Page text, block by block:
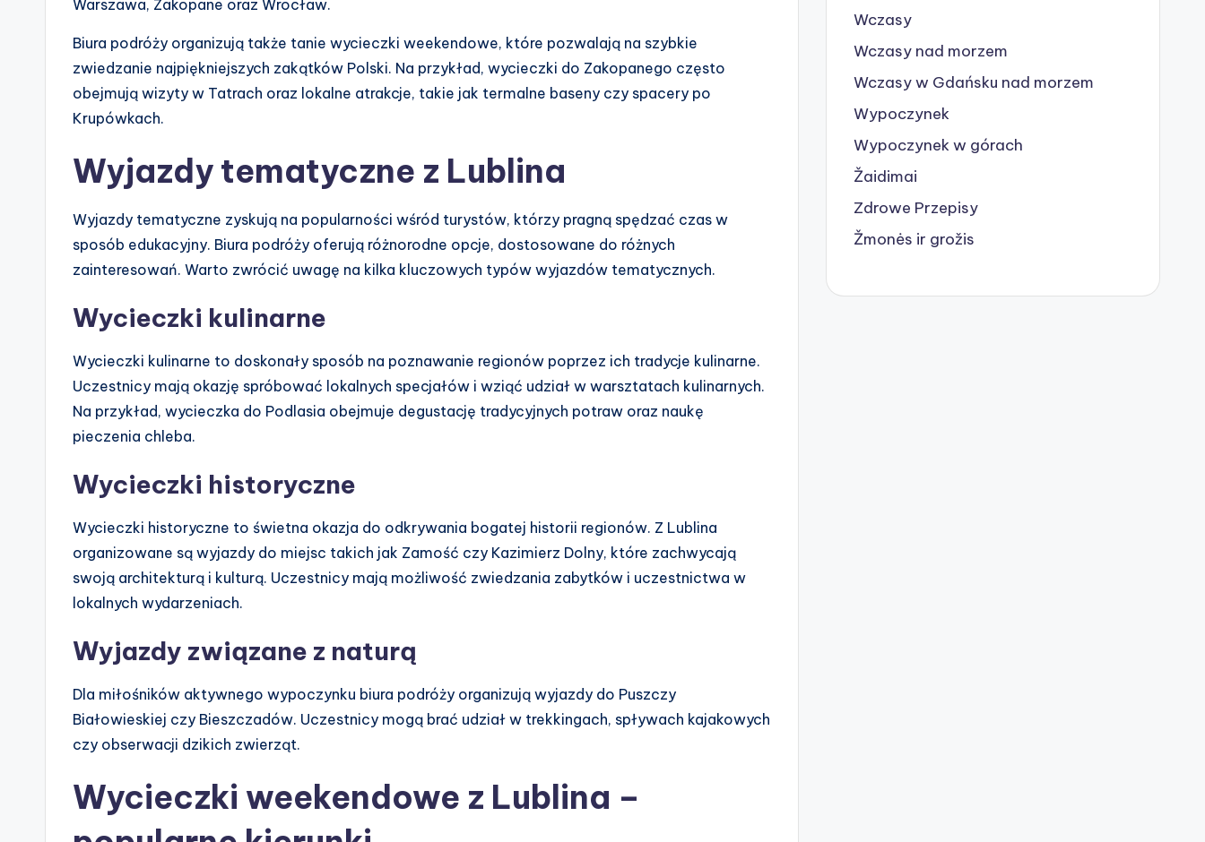
Warszawa, Zakopane oraz Wrocław.
Biura podróży organizują także tanie wycieczki weekendowe, które pozwalają na szybkie
zwiedzanie najpiękniejszych zakątków Polski. Na przykład, wycieczki do Zakopanego często
obejmują wizyty w Tatrach oraz lokalne atrakcje, takie jak termalne baseny czy spacery po
Krupówkach.
Wyjazdy tematyczne z Lublina
Wyjazdy tematyczne zyskują na popularności wśród turystów, którzy pragną spędzać czas w
sposób edukacyjny. Biura podróży oferują różnorodne opcje, dostosowane do różnych
zainteresowań. Warto zwrócić uwagę na kilka kluczowych typów wyjazdów tematycznych.
Wycieczki kulinarne
Wycieczki kulinarne to doskonały sposób na poznawanie regionów poprzez ich tradycje kulinarne.
Uczestnicy mają okazję spróbować lokalnych specjałów i wziąć udział w warsztatach kulinarnych.
Na przykład, wycieczka do Podlasia obejmuje degustację tradycyjnych potraw oraz naukę
pieczenia chleba.
Wycieczki historyczne
Wycieczki historyczne to świetna okazja do odkrywania bogatej historii regionów. Z Lublina
organizowane są wyjazdy do miejsc takich jak Zamość czy Kazimierz Dolny, które zachwycają
swoją architekturą i kulturą. Uczestnicy mają możliwość zwiedzania zabytków i uczestnictwa w
lokalnych wydarzeniach.
Wyjazdy związane z naturą
Dla miłośników aktywnego wypoczynku biura podróży organizują wyjazdy do Puszczy
Białowieskiej czy Bieszczadów. Uczestnicy mogą brać udział w trekkingach, spływach kajakowych
czy obserwacji dzikich zwierząt.
Wycieczki weekendowe z Lublina –
Wczasy
Wczasy nad morzem
Wczasy w Gdańsku nad morzem
Wypoczynek
Wypoczynek w górach
Žaidimai
Zdrowe Przepisy
Žmonės ir grožis